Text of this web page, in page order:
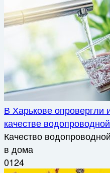
В Харькове
качестве
Качество
в дома
0124